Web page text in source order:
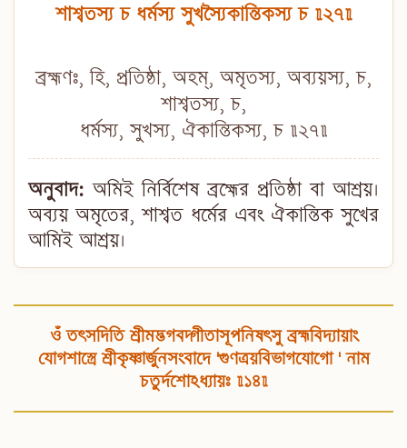
শাশ্বতস্য চ ধর্মস্য সুখস্যৈকান্তিকস্য চ ॥২৭॥
ব্রহ্মণঃ, হি, প্রতিষ্ঠা, অহম্, অমৃতস্য, অব্যয়স্য, চ,
শাশ্বতস্য, চ,
ধর্মস্য, সুখস্য, ঐকান্তিকস্য, চ ॥২৭॥
অনুবাদ: অমিই নির্বিশেষ ব্রহ্মের প্রতিষ্ঠা বা আশ্রয়।
অব্যয় অমৃতের, শাশ্বত ধর্মের এবং ঐকান্তিক সুখের
আমিই আশ্রয়।
ওঁ তৎসদিতি শ্রীমদ্ভগবদ্গীতাসূপনিষৎসু ব্রহ্মবিদ্যায়াং
যোগশাস্ত্রে শ্রীকৃষ্ণার্জুনসংবাদে 'গুণত্রয়বিভাগযোগো ' নাম
চতুর্দশোঽধ্যায়ঃ ॥১৪॥